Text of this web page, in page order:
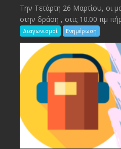
Την Τετάρτη 26 Μαρτίου, οι
στην δράση , στις 10.00 πμ
Διαγωνισμοί Ενημέρωση